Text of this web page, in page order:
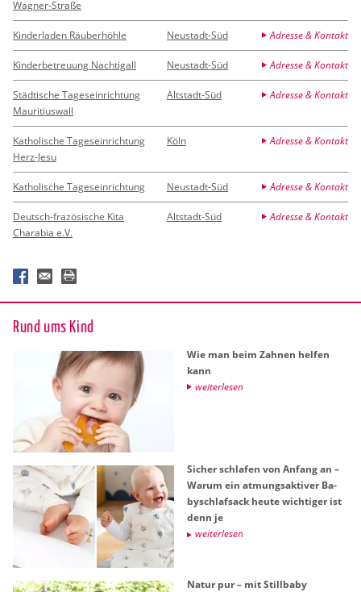
Wagner-Straße
Kinderladen Räuberhöhle Neustadt-Süd Adresse & Kontakt
Kinderbetreuung Nachtigall Neustadt-Süd Adresse & Kontakt
Städtische Tageseinrichtung
Mauritiuswall
Altstadt-Süd Adresse & Kontakt
Katholische Tageseinrichtung
Herz-Jesu
Köln Adresse & Kontakt
Katholische Tageseinrichtung Neustadt-Süd Adresse & Kontakt
Deutsch-frazösische Kita
Charabia e.V.
Altstadt-Süd Adresse & Kontakt
Rund ums Kind
Wie man beim Zah­nen hel­fen
kann
wei­ter­le­sen
Si­cher schla­fen von An­fang an –
Warum ein at­mungs­ak­ti­ver Ba­
by­schlaf­sack heute wich­ti­ger ist
denn je
wei­ter­le­sen
Natur pur – mit Still­ba­by